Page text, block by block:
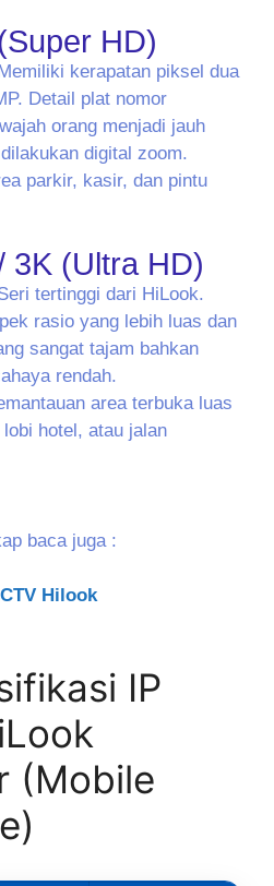
HD)
kerapatan piksel dua
Detail plat nomor
orang menjadi jauh
digital zoom.
parkir, kasir, dan pintu
3K (Ultra HD)
tertinggi dari HiLook.
rasio yang lebih luas dan
sangat tajam bahkan
rendah.
area terbuka luas
hotel, atau jalan
baca juga :
Hilook
IP
(Mobile